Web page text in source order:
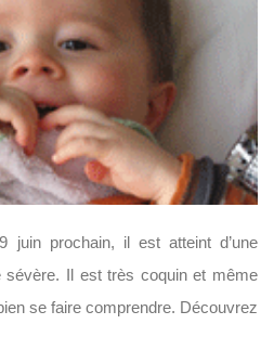
juin prochain, il est atteint d’une
sévère. Il est très coquin et même
se faire comprendre. Découvrez